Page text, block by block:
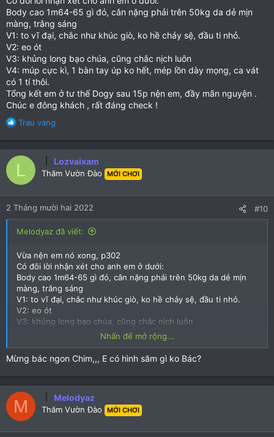
Body cao 1m64-65 gì đó, cân nặng phải trên 50kg da dẻ mịn
màng, trắng sáng
V1: to vĩ đại, chắc như khúc giò, ko hề chảy sệ, đầu ti nhỏ.
V2: eo ót
V3: khủng long bạo chúa, cũng chắc nịch luôn
V4: múp cực kì, 1 bàn tay úp ko hết, mép lồn dày mọng, ca vát
có 1 tí thôi.
Tổng kết em ở tư thế Dogy sau 15p nện em, đầy mãn nguyện .
Chúc e đông khách , rất đáng check !
R
c
t
i
o
n
s
:
Trau vang
L Lozvaixam
Thăm Vườn Đào MỚI CHƠI
2 Tháng mười hai 2022 #10
Melodyaz đã viết:
Vừa nện em nó xong, p302
Có đôi lời nhận xét cho anh em ở dưới:
Body cao 1m64-65 gì đó, cân nặng phải trên 50kg da dẻ mịn
màng, trắng sáng
V1: to vĩ đại, chắc như khúc giò, ko hề chảy sệ, đầu ti nhỏ.
V2: eo ót
V3: khủng long bạo chúa, cũng chắc nịch luôn
V4: múp cực kì, 1 bàn tay úp ko hết, mép lồn dày mọng, ca vát
Tổng kết em ở tư thế Dogy sau 15p nện em, đầy mãn nguyện .
Chúc e đông khách , rất đáng check !
Nhấn để mở rộng...
Mừng bác ngon Chim,,, E có hình săm gì ko Bác?
M Melodyaz
Thăm Vườn Đào MỚI CHƠI